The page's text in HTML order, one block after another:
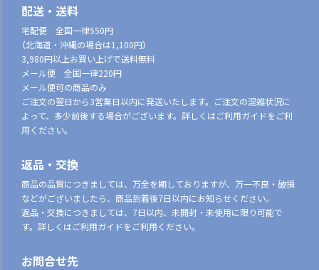
配送・送料
宅配便 全国一律550円
（北海道・沖縄の場合は1,100円）
3,980円以上お買い上げで送料無料
メール便 全国一律220円
メール便可の商品のみ
ご注文の翌日から3営業日以内に発送いたします。ご注文の混雑状況に
よって、多少前後する場合がございます。詳しくはご利用ガイドをご利
用ください。
返品・交換
商品の品質につきましては、万全を期しておりますが、万一不良・破損
などがございましたら、商品到着後7日以内にお知らせください。
返品・交換につきましては、7日以内、未開封・未使用に限り可能で
す。詳しくはご利用ガイドをご利用ください。
お問合せ先